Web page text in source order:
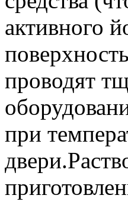
активного
проводят
при